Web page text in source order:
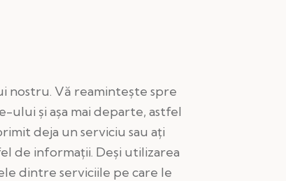
nostru. Vă reaminteşte spre
şi aşa mai departe, astfel
deja un serviciu sau aţi
de informaţii. Deşi utilizarea
dintre serviciile pe care le